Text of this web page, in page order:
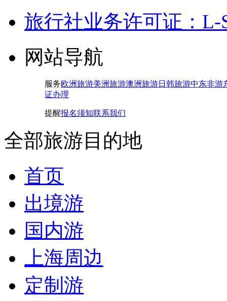
旅行社业务许可证：L-
网站导航
服务欧洲旅游美洲旅游澳洲旅游日韩旅游中东非游
证办理
提醒报名须知联系我们
全部旅游目的地
首页
出境游
国内游
上海周边
定制游